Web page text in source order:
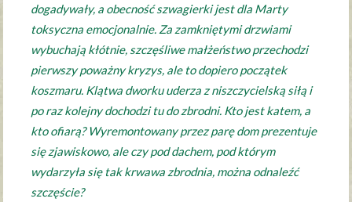
dogadywały, a obecność szwagierki jest dla Marty
toksyczna emocjonalnie. Za zamkniętymi drzwiami
wybuchają kłótnie, szczęśliwe małżeństwo przechodzi
pierwszy poważny kryzys, ale to dopiero początek
koszmaru. Klątwa dworku uderza z niszczycielską siłą i
po raz kolejny dochodzi tu do zbrodni. Kto jest katem, a
kto ofiarą? Wyremontowany przez parę dom prezentuje
się zjawiskowo, ale czy pod dachem, pod którym
wydarzyła się tak krwawa zbrodnia, można odnaleźć
szczęście?